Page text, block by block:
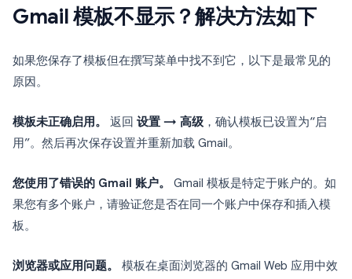
Gmail 模板不显示？解决方法如下
如果您保存了模板但在撰写菜单中找不到它，以下是最常见的
原因。
模板未正确启用。 返回 设置 → 高级 ，确认模板已设置为“启
用”。然后再次保存设置并重新加载 Gmail。
您使用了错误的 Gmail 账户。
Gmail 模板是特定于账户的。如
果您有多个账户，请验证您是否在同一个账户中保存和插入模
板。
浏览器或应用问题。
模板在桌面浏览器的 Gmail Web 应用中效